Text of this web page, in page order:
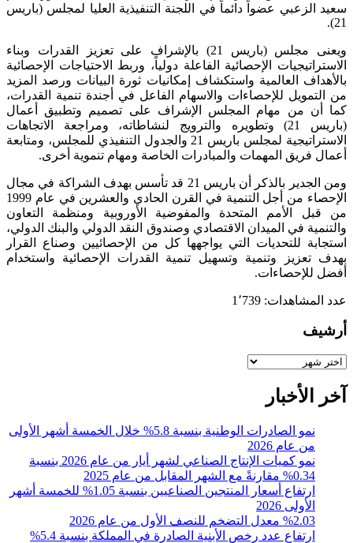
سعيد الزعبي عضواً دائماً في اللجنة التنفيذية العليا لمجلس (باريس
21).
ويعنى مجلس (باريس 21) بالإشراف على تعزيز القدرات وبناء
الاستراتيجيات الإحصائية الفاعلة دولياً، وربط الاحتياجات الإحصائية
بالأهداف العالمية واستكشاف إمكانيات ثورة البيانات ورصد المزيد
من التمويل للإحصاءات والاسهام الفاعل في أجندة تنمية القدرات،
كما أن من مهام المجلس الإشراف على تصميم وتطبيق أعمال
(باريس 21) وتطويره والترويج لنشاطاته، ومراجعة الاتجاهات
الاستراتيجية لمجلس باريس 21 والجدول التنفيذي للمجلس، ومتابعة
أعمال فريق المهمات والمبادرات الخاصة ومهام تنموية أخرى.
ومن الجدير بالذكر أن باريس 21 قد تأسس بهدف الشراكة في مجال
الإحصاء من أجل التنمية في القرن الحادي والعشرين في عام 1999
من قبل الأمم المتحدة والمفوضية الأوروبية ومنظمة التعاون
والتنمية في الميدان الاقتصادي وصندوق النقد الدولي والبنك الدولي،
استجابة للتحديات التي يواجهها كل من الإحصائيين وصناع القرار
بهدف تعزيز وتنمية وتسهيل تنمية القدرات الإحصائية واستخدام
أفضل للإحصاءات.
عدد المشاهدات: 1٬739
أرشيف
أرشيف
آخر الأخبار
نمو الصادرات الوطنية بنسبة 5.8% خلال الخمسة أشهر الأولى
من عام 2026
نمو كميات الإنتاج الصناعي لشهر أيار من عام 2026 بنسبة
0.34% مقارنةً مع الشهر المقابل من عام 2025
ارتفاع أسعار المنتجين الصناعيين بنسبة 1.05% للخمسة أشهر
الأولى 2026
%2.03 معدل التضخم للنصف الأول من عام 2026
ارتفاع عدد رخص الأبنية الصادرة في المملكة بنسبة 5.4%